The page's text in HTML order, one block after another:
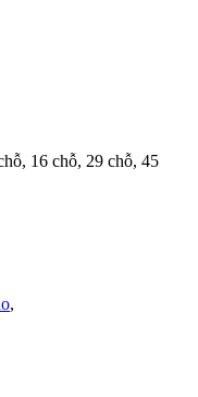
16 chỗ, 29 chỗ, 45
,